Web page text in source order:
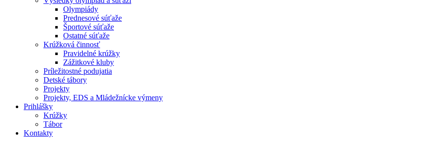
Olympiády
Prednesové súťaže
Športové súťaže
Ostatné súťaže
Krúžková činnosť
Pravidelné krúžky
Zážitkové kluby
Príležitostné podujatia
Detské tábory
Projekty
Projekty, EDS a Mládežnícke výmeny
Prihlášky
Krúžky
Tábor
Kontakty